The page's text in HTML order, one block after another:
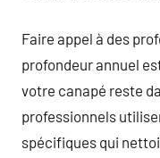
Faire appel à des
profondeur annuel
votre canapé reste
professionnels
spécifiques qui